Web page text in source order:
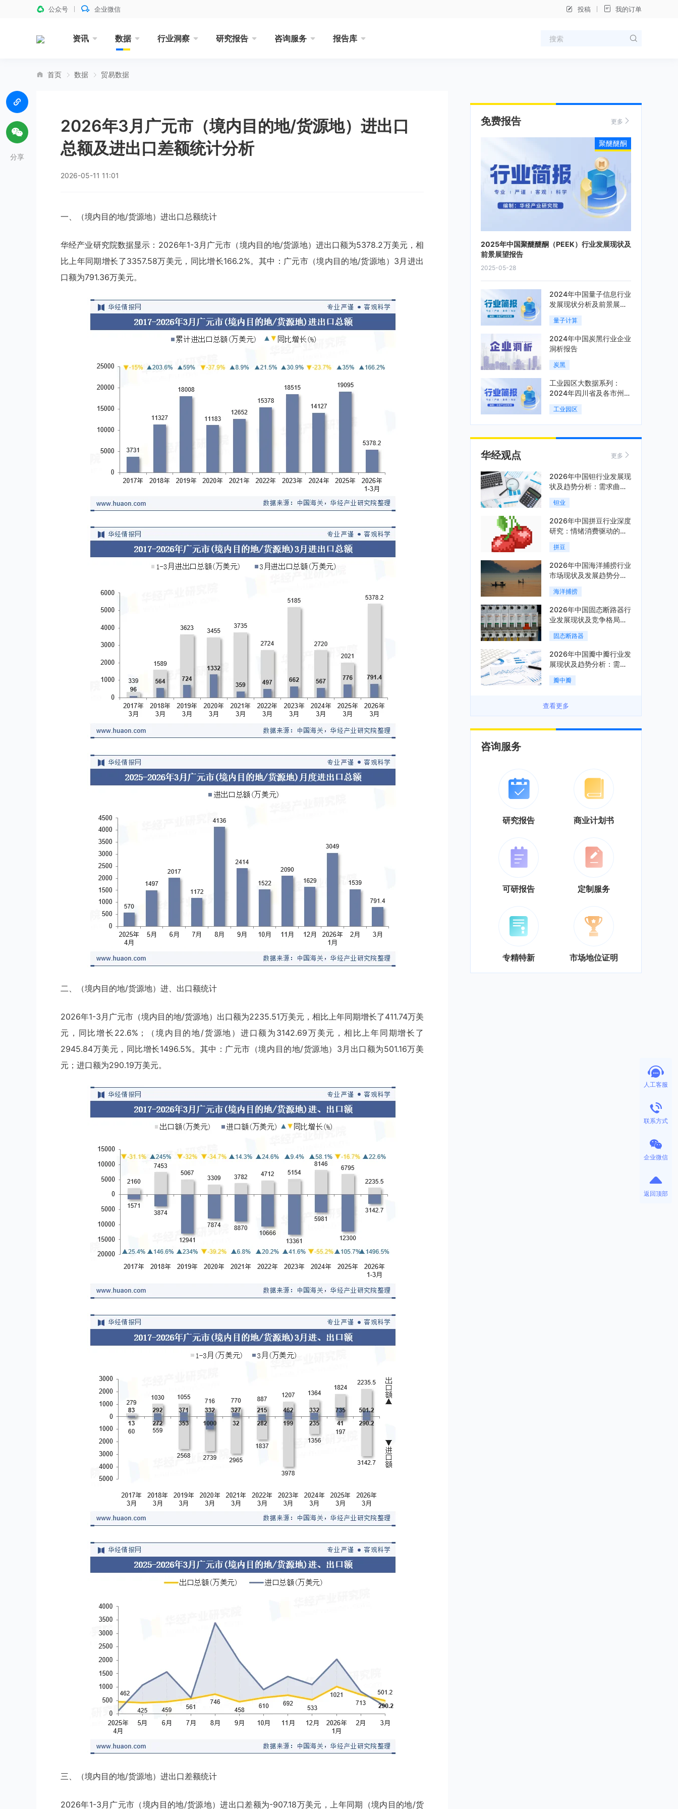
公众号 企业微信 投稿 我的订单
资讯 数据 行业洞察 研究报告 咨询服务 报告库
首页 数据 贸易数据
2026年3月广元市（境内目的地/货源地）进出口
总额及进出口差额统计分析
2026-05-11 11:01
一、（境内目的地/货源地）进出口总额统计
华经产业研究院数据显示：2026年1-3月广元市（境内目的地/货源地）进出口额为5378.2万美元，相
比上年同期增长了3357.58万美元，同比增长166.2%。其中：广元市（境内目的地/货源地）3月进出
口额为791.36万美元。
二、（境内目的地/货源地）进、出口额统计
2026年1-3月广元市（境内目的地/货源地）出口额为2235.51万美元，相比上年同期增长了411.74万美
元，同比增长22.6%；（境内目的地/货源地）进口额为3142.69万美元，相比上年同期增长了
2945.84万美元，同比增长1496.5%。其中：广元市（境内目的地/货源地）3月出口额为501.16万美
元；进口额为290.19万美元。
三、（境内目的地/货源地）进出口差额统计
2026年1-3月广元市（境内目的地/货源地）进出口差额为-907.18万美元，上年同期（境内目的地/货
分享
免费报告 更多
2025年中国聚醚醚酮（PEEK）行业发展现状及
前景展望报告
2025-05-28
聚醚醚酮
2024年中国量子信息行业
发展现状分析及前景展望
报告
量子计算
2024年中国炭黑行业企业
洞析报告
炭黑
工业园区大数据系列：
2024年四川省及各市州工
业园区全景洞析报告
工业园区
华经观点 更多
2026年中国钽行业发展现
状及趋势分析：需求曲线
陡峭与供给曲线平缓的博
弈加剧「图」
钽业
2026年中国拼豆行业深度
研究：情绪消费驱动的新
兴手工赛道「图」
拼豆
2026年中国海洋捕捞行业
市场现状及发展趋势分
析：科技赋能与智能化转
型加速「图」
海洋捕捞
2026年中国固态断路器行
业发展现状及竞争格局分
析：国际巨头领跑技术，
国内企业加速追赶「图」
固态断路器
2026年中国瓣中瓣行业发
展现状及趋势分析：需求
可持续释放，市场发展前
景良好「图」
瓣中瓣
查看更多
咨询服务
研究报告 商业计划书
可研报告 定制服务
专精特新 市场地位证明
人工客服
联系方式
企业微信
返回顶部